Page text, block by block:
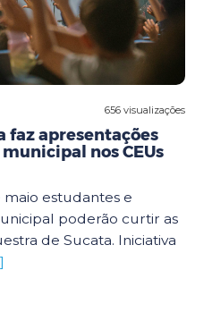
656 visualizações
faz apresentações
nos CEUs
estudantes e
poderão curtir as
de Sucata. Iniciativa